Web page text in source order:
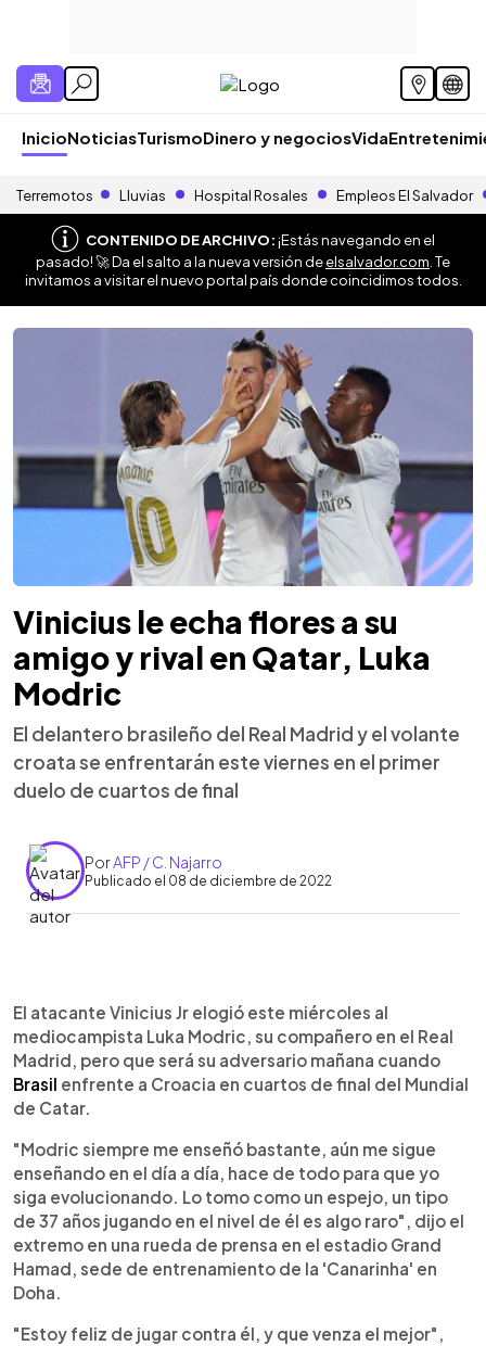
InicioNoticiasTurismoDinero y negociosVida
Terremotos Lluvias Hospital Rosales Empleos El Salvador
CONTENIDO DE ARCHIVO:¡Estás navegando en el
pasado! 🚀 Da el salto a la nueva versión deelsalvador.com . Te
invitamos a visitar el nuevo portal país donde coincidimos todos.
Vinicius le echa flores a su
amigo y rival en Qatar, Luka
Modric
El delantero brasileño del Real Madrid y el volante
croata se enfrentarán este viernes en el primer
duelo de cuartos de final
PorAFP / C. Najarro
Publicado el 08 de diciembre de 2022
Escuchar artículo
El atacante Vinicius Jr elogió este miércoles al
mediocampista Luka Modric, su compañero en el Real
Madrid, pero que será su adversario mañana cuando
Brasil enfrente a Croacia en cuartos de final del Mundial
de Catar.
"Modric siempre me enseñó bastante, aún me sigue
enseñando en el día a día, hace de todo para que yo
siga evolucionando. Lo tomo como un espejo, un tipo
de 37 años jugando en el nivel de él es algo raro", dijo el
extremo en una rueda de prensa en el estadio Grand
Hamad, sede de entrenamiento de la 'Canarinha' en
Doha.
"Estoy feliz de jugar contra él, y que venza el mejor",